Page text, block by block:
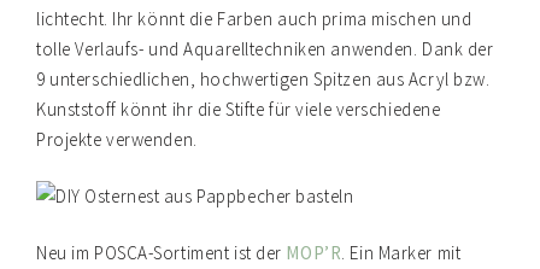
lichtecht. Ihr könnt die Farben auch prima mischen und
tolle Verlaufs- und Aquarelltechniken anwenden. Dank der
9 unterschiedlichen, hochwertigen Spitzen aus Acryl bzw.
Kunststoff könnt ihr die Stifte für viele verschiedene
Projekte verwenden.
Neu im POSCA-Sortiment ist der MOP’R . Ein Marker mit